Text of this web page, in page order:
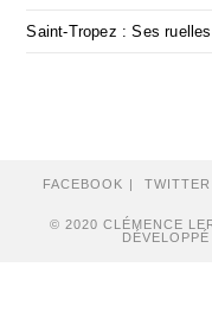
Saint-Tropez : Ses
FACEBOOK TWITTER
© 2020 CLÉMENCE